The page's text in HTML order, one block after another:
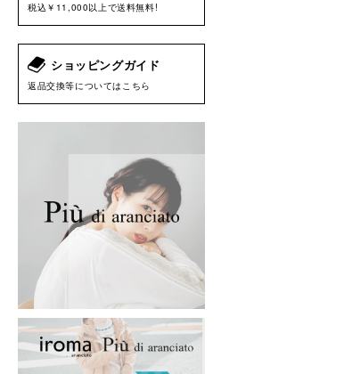
税込￥11,000以上で送料無料!
ショッピングガイド
返品交換等についてはこちら